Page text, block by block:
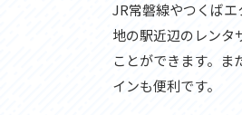
おすすめグルメ
ライドプラン
サイクリストにやさし
広域レンタサイクル
JR常磐線やつくば
地の駅近辺のレンタ
ことができます。ま
インも便利です。